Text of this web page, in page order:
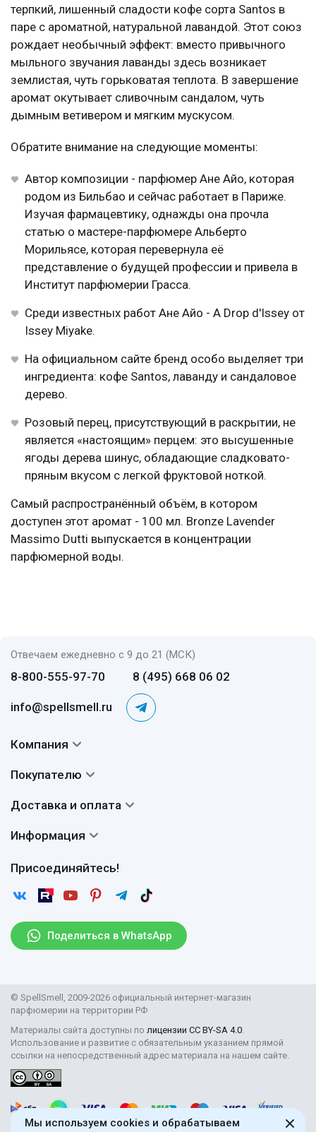
Мы используем cookies и обрабатываем
терпкий, лишенный сладости кофе сорта Santos в
паре с ароматной, натуральной лавандой. Этот союз
рождает необычный эффект: вместо привычного
мыльного звучания лаванды здесь возникает
землистая, чуть горьковатая теплота. В завершение
аромат окутывает сливочным сандалом, чуть
дымным ветивером и мягким мускусом.
Обратите внимание на следующие моменты:
Автор композиции - парфюмер Ане Айо, которая
родом из Бильбао и сейчас работает в Париже.
Изучая фармацевтику, однажды она прочла
статью о мастере-парфюмере Альберто
Морильясе, которая перевернула её
представление о будущей профессии и привела в
Институт парфюмерии Грасса.
Среди известных работ Ане Айо - A Drop d'Issey от
Issey Miyake.
На официальном сайте бренд особо выделяет три
ингредиента: кофе Santos, лаванду и сандаловое
дерево.
Розовый перец, присутствующий в раскрытии, не
является «настоящим» перцем: это высушенные
ягоды дерева шинус, обладающие сладковато-
пряным вкусом с легкой фруктовой ноткой.
Самый распространённый объём, в котором
доступен этот аромат - 100 мл. Bronze Lavender
Massimo Dutti выпускается в концентрации
парфюмерной воды.
Отвечаем ежедневно с 9 до 21 (МСК)
8-800-555-97-70 8 (495) 668 06 02
info@spellsmell.ru
Поделиться в WhatsApp
Присоединяйтесь!
Компания
Авторы
Сертификаты
Покупателю
Вопросы и ответы
Отзывы
Рассылка
Доставка и оплата
Доставка
Возврат
Информация
Пользовательское соглашение
Защита персональных данных
Правила продажи товаров (Постановление Правительства
Поставщикам
© SpellSmell, 2009-2026 официальный интернет-магазин
парфюмерии на территории РФ
Материалы сайта доступны по лицензии CC BY-SA 4.0.
Использование и развитие с обязательным указанием прямой
ссылки на непосредственный адрес материала на нашем сайте.